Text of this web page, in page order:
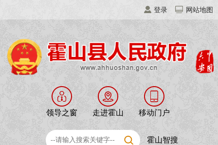
登录 网站地图
领导之窗 走进霍山 移动门户
霍山智搜